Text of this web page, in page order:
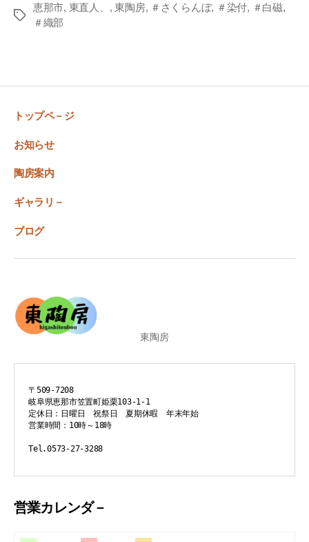
Tags
恵那市, 東直人、 ,東陶房, ＃さくらんぼ, ＃染付, ＃白磁,
＃織部
トップペ－ジ
お知らせ
陶房案内
ギャラリ－
ブログ
東陶房
〒509-7208
岐阜県恵那市笠置町姫栗103-1-1
定休日：日曜日　祝祭日　夏期休暇　年末年始
営業時間：10時～18時
Tel.0573-27-3288
営業カレンダ－